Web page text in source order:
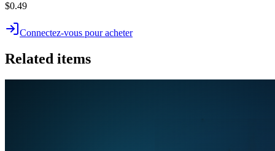
$0.49
Connectez-vous pour acheter
Related items